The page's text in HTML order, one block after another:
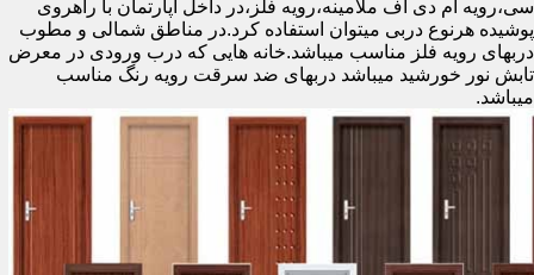
سی،رویه ام دی اف ملامینه،رویه فلز،در داخل آپارتمان با راهروی
پوشیده هرنوع دربی میتوان استفاده کرد.در مناطق شمالی و مطوب
دربهای رویه فلز مناسب میباشد.خانه هایی که درب ورودی در معرض
تابش نور خورشید میباشد دربهای ضد سرقت رویه رنگ مناسب
میباشد.